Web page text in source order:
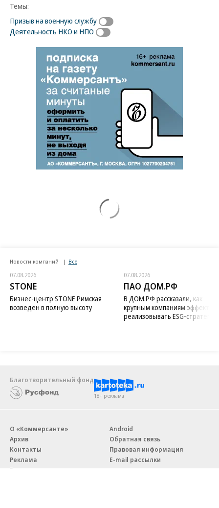
Темы:
Призыв на военную службу
Деятельность НКО и НПО
Новости компаний Все
07.08.2026
STONE
Бизнес-центр STONE Римская
возведен в полную высоту
07.08.2026
ПАО ДОМ.РФ
В ДОМ.РФ рассказали, как
крупным компаниям
реализовывать ESG-стратегию
Благотворительный фонд
18+ реклама
О «Коммерсанте»
Архив
Контакты
Реклама
Вакансии
Android
Обратная связь
Правовая информация
E-mail рассылки